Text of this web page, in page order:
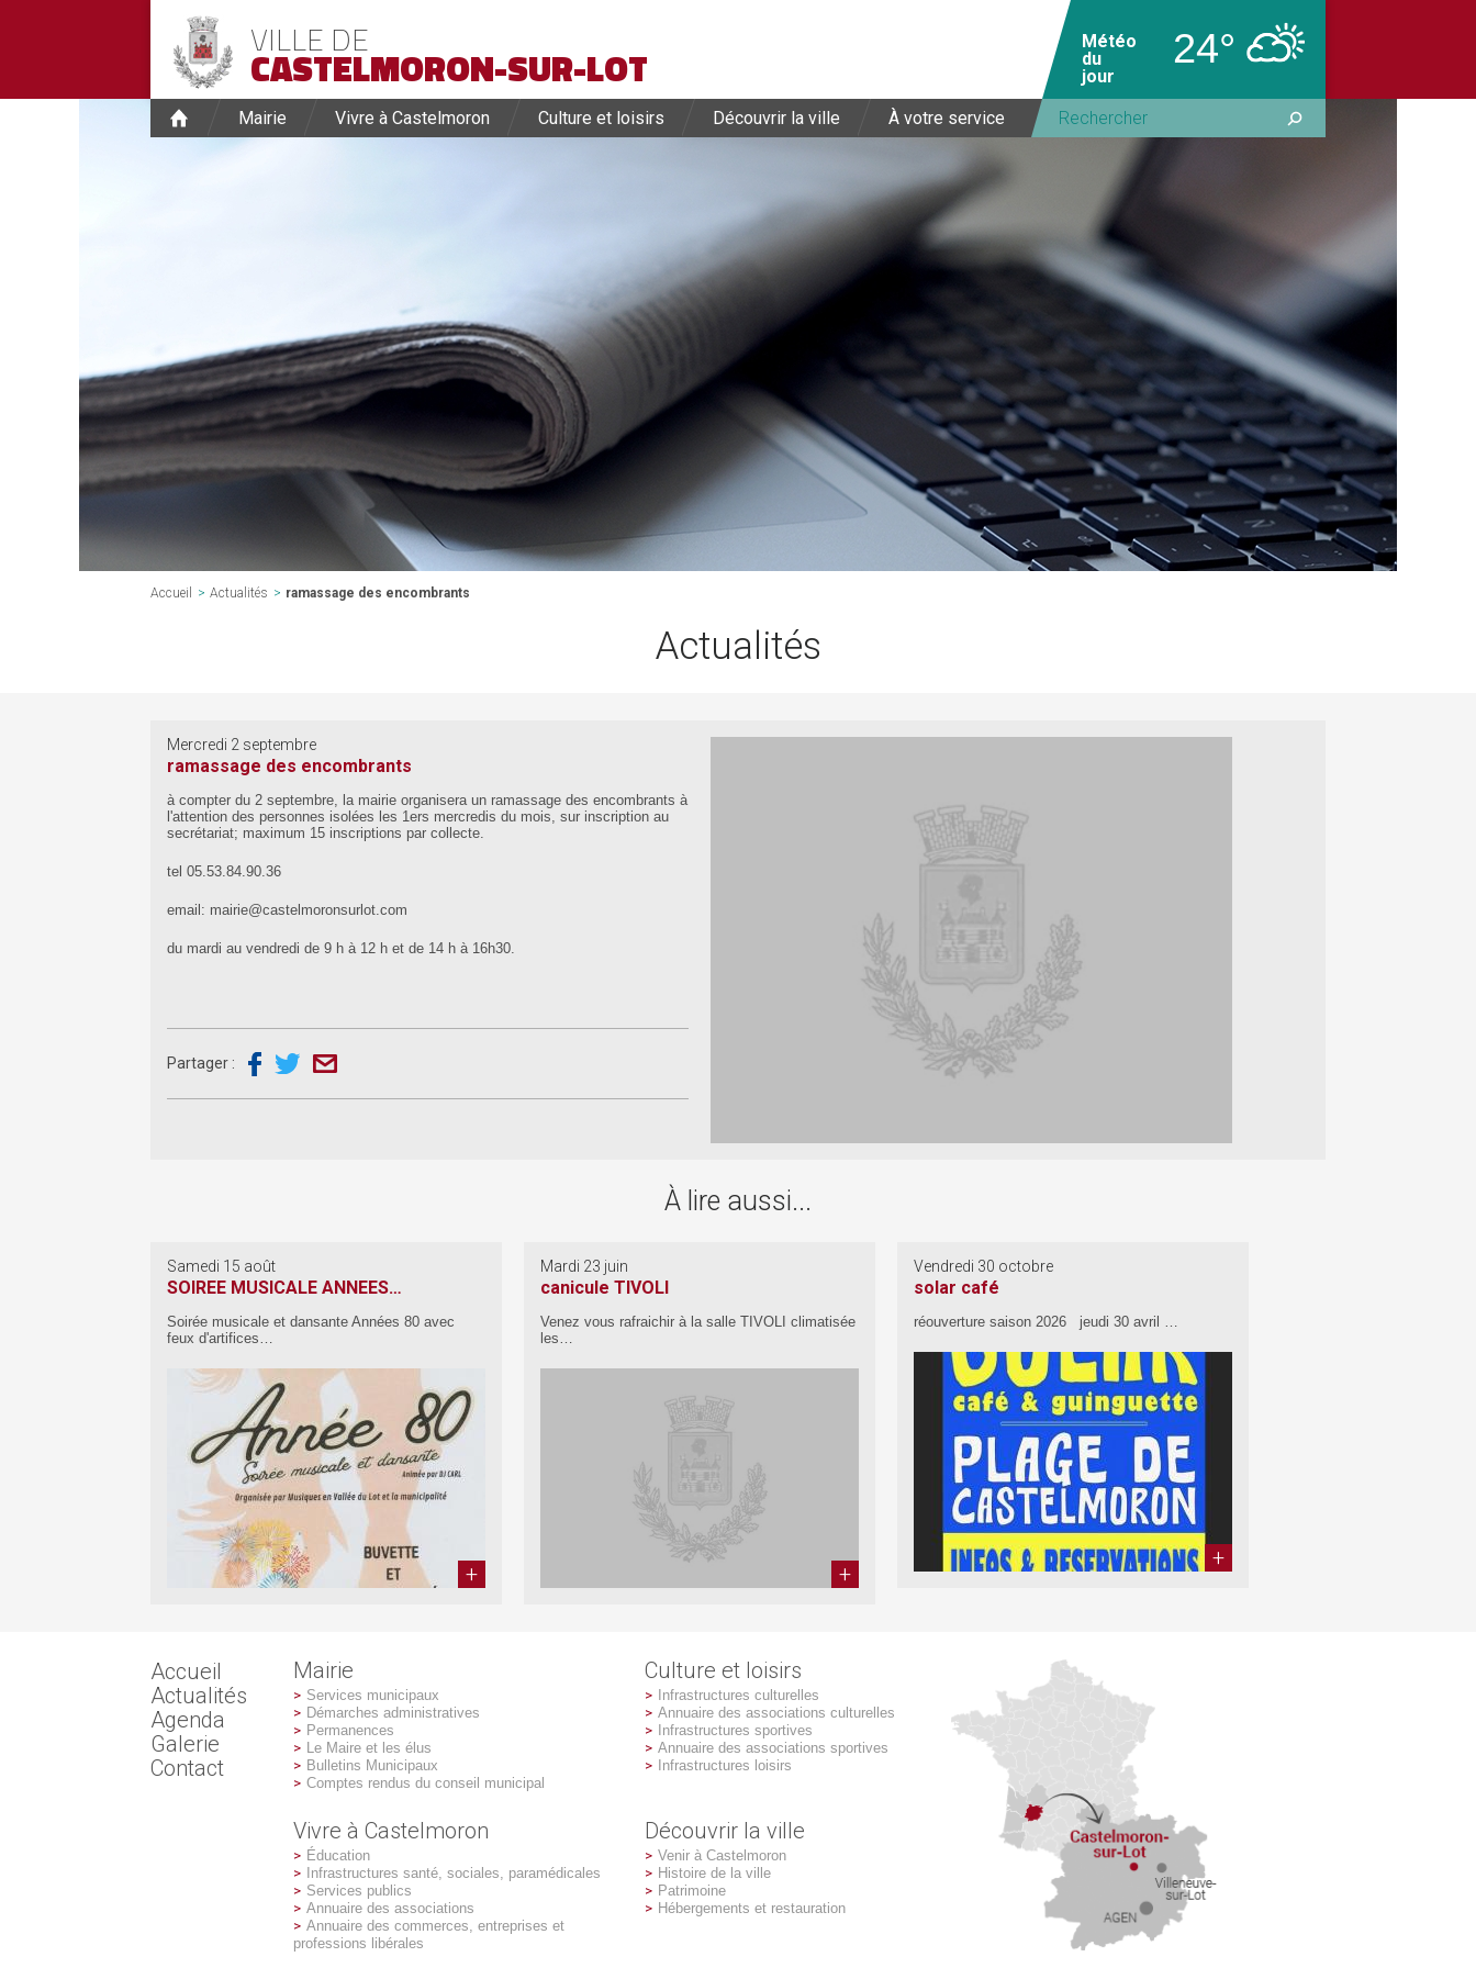
VILLE DE
CASTELMORON-SUR-LOT
Météo
du
jour
24°
Mairie Vivre à Castelmoron Culture et loisirs Découvrir la ville À votre service
Accueil > Actualités > ramassage des encombrants
Actualités
Mercredi 2 septembre
ramassage des encombrants
à compter du 2 septembre, la mairie organisera un ramassage des encombrants à
l'attention des personnes isolées les 1ers mercredis du mois, sur inscription au
secrétariat; maximum 15 inscriptions par collecte.
tel 05.53.84.90.36
email: mairie@castelmoronsurlot.com
du mardi au vendredi de 9 h à 12 h et de 14 h à 16h30.
Partager :
À lire aussi...
Samedi 15 août
SOIREE MUSICALE ANNEES…
Soirée musicale et dansante Années 80 avec
feux d'artifices…
Mardi 23 juin
canicule TIVOLI
Venez vous rafraichir à la salle TIVOLI climatisée
les…
Vendredi 30 octobre
solar café
réouverture saison 2026 jeudi 30 avril …
Accueil
Actualités
Agenda
Galerie
Contact
Mairie
Services municipaux
Démarches administratives
Permanences
Le Maire et les élus
Bulletins Municipaux
Comptes rendus du conseil municipal
Culture et loisirs
Infrastructures culturelles
Annuaire des associations culturelles
Infrastructures sportives
Annuaire des associations sportives
Infrastructures loisirs
Vivre à Castelmoron
Éducation
Infrastructures santé, sociales, paramédicales
Services publics
Annuaire des associations
Annuaire des commerces, entreprises et
professions libérales
Découvrir la ville
Venir à Castelmoron
Histoire de la ville
Patrimoine
Hébergements et restauration